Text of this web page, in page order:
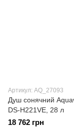
Артикул: AQ_27093
Душ сонячний
DS-H221VE, 28 л
18 762 грн